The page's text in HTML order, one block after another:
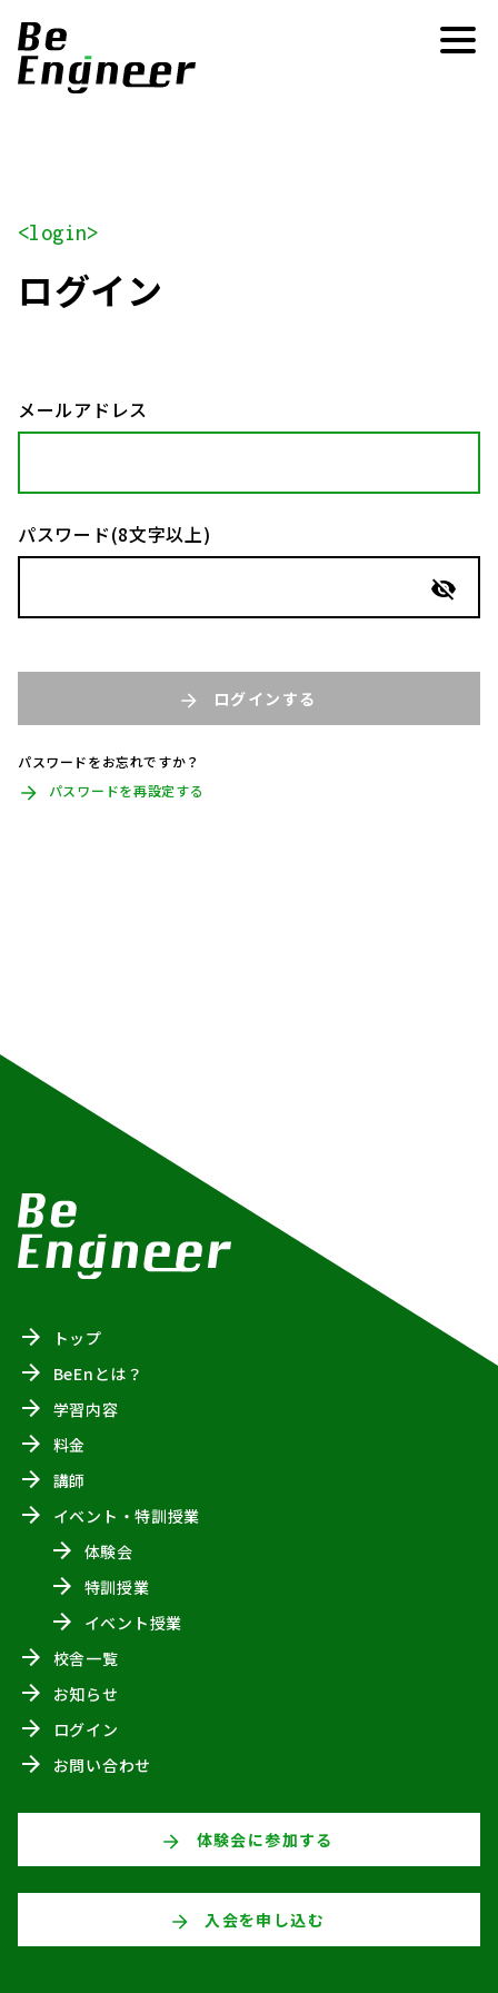
<login>
ログイン
メールアドレス
パスワード(8文字以上)
ログインする
パスワードをお忘れですか？
パスワードを再設定する
トップ
BeEnとは？
学習内容
料金
講師
イベント・特訓授業
体験会
特訓授業
イベント授業
校舎一覧
お知らせ
ログイン
お問い合わせ
体験会に参加する
入会を申し込む